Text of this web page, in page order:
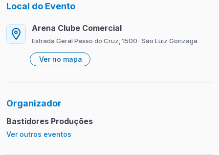
Local do Evento
Arena Clube Comercial
Estrada Geral Passo do Cruz, 1500- São Luiz Gonzaga
Ver no mapa
Organizador
Bastidores Produções
Ver outros eventos